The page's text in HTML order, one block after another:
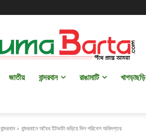
জাতীয় বান্দরবান রাঙামাটি খাগড়াছড়ি
বান্দরবান বান্দরবানে অবৈধ ইটভাটা গুড়িয়ে দিল পরিবেশ অধিদপ্তর